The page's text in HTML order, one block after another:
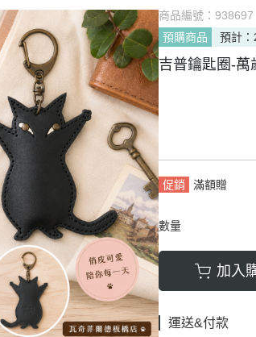
商品編號： 938697
預購商品
預計
吉普鑰匙圈-萬
促銷 滿額贈
數量
加入
運送&付款